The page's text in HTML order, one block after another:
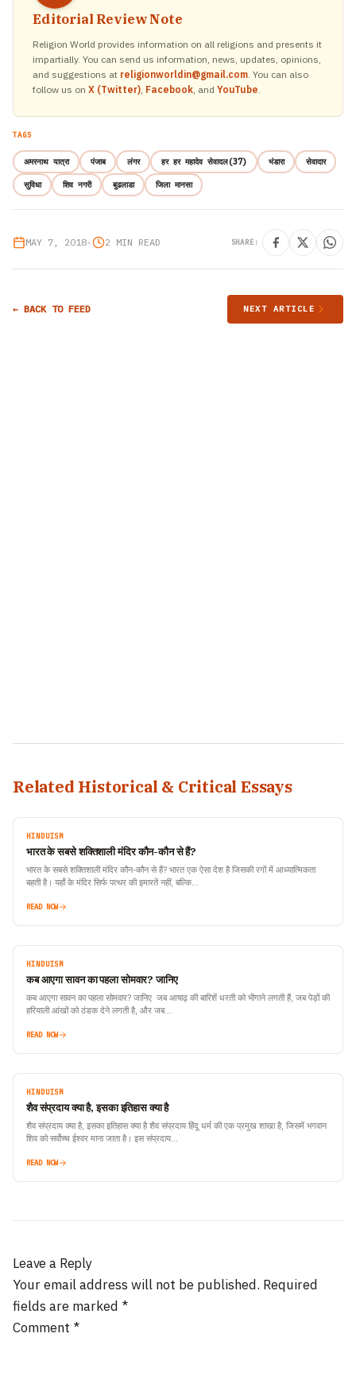
Editorial Review Note
Religion World provides information on all religions and presents it
impartially. You can send us information, news, updates, opinions,
and suggestions at religionworldin@gmail.com. You can also
follow us on X (Twitter), Facebook, and YouTube.
TAGS
अमरनाथ यात्रा पंजाब लंगर हर हर महादेव सेवादल(37) भंडारा सेवादार
सुविधा शिव नगरी बुढलाडा जिला मानसा
MAY 7, 2018• 2 MIN READ SHARE:
← BACK TO FEED NEXT ARTICLE
Related Historical & Critical Essays
HINDUISM
भारत के सबसे शक्तिशाली मंदिर कौन-कौन से हैं?
भारत के सबसे शक्तिशाली मंदिर कौन-कौन से हैं? भारत एक ऐसा देश है जिसकी रगों में आध्यात्मिकता
बहती है। यहाँ के मंदिर सिर्फ पत्थर की इमारतें नहीं, बल्कि…
READ NOW
HINDUISM
कब आएगा सावन का पहला सोमवार? जानिए
कब आएगा सावन का पहला सोमवार? जानिए जब आषाढ़ की बारिशें धरती को भीगाने लगती हैं, जब पेड़ों की
हरियाली आंखों को ठंडक देने लगती है, और जब…
READ NOW
HINDUISM
शैव संप्रदाय क्या है, इसका इतिहास क्या है
शैव संप्रदाय क्या है, इसका इतिहास क्या है शैव संप्रदाय हिंदू धर्म की एक प्रमुख शाखा है, जिसमें भगवान
शिव को सर्वोच्च ईश्वर माना जाता है। इस संप्रदाय…
READ NOW
Leave a Reply
Your email address will not be published. Required
fields are marked *
Comment *